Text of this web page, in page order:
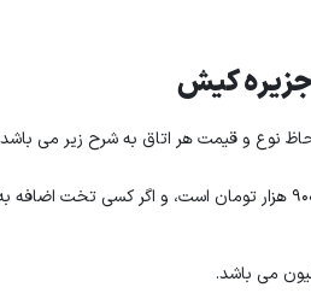
کیش